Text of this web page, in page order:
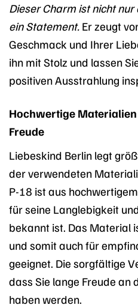
Dieser Charm ist nicht
ein Statement. Er zeugt
Geschmack und Ihrer
ihn mit Stolz und lassen
positiven Ausstrahlung
Hochwertige
Freude
Liebeskind Berlin legt
der verwendeten
P-18 ist aus
für seine Langlebigkeit
bekannt ist. Das Material
und somit auch für
geeignet. Die sorgfältige
dass Sie lange Freude an
haben werden.